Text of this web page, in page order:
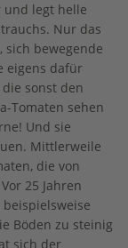
und legt helle
Nur das
bewegende
eigens dafür
sonst den
Tomaten sehen
Und sie
Mittlerweile
die von
25 Jahren
Böden zu steinig
sich der